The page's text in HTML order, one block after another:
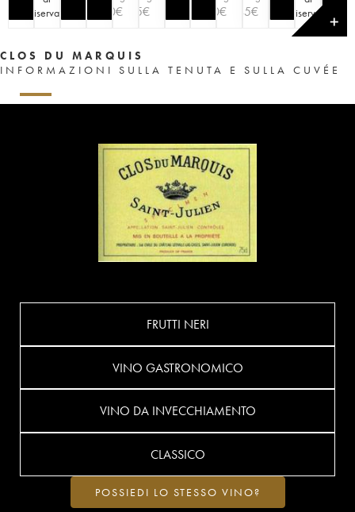
riserva
50€ 45€ 50€ 45€
riserva)
✕
CLOS DU MARQUIS
INFORMAZIONI SULLA TENUTA E SULLA CUVÉE
FRUTTI NERI
VINO GASTRONOMICO
VINO DA INVECCHIAMENTO
CLASSICO
POSSIEDI LO STESSO VINO?